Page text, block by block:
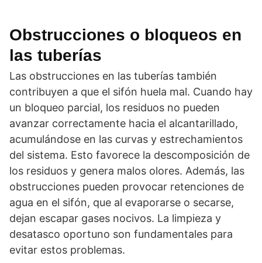
Obstrucciones o bloqueos en
las tuberías
Las obstrucciones en las tuberías también
contribuyen a que el sifón huela mal. Cuando hay
un bloqueo parcial, los residuos no pueden
avanzar correctamente hacia el alcantarillado,
acumulándose en las curvas y estrechamientos
del sistema. Esto favorece la descomposición de
los residuos y genera malos olores. Además, las
obstrucciones pueden provocar retenciones de
agua en el sifón, que al evaporarse o secarse,
dejan escapar gases nocivos. La limpieza y
desatasco oportuno son fundamentales para
evitar estos problemas.